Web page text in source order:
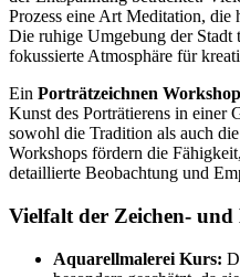
Prozess eine Art Meditation, die
Die ruhige Umgebung der Stadt
fokussierte Atmosphäre für
Ein Porträtzeichnen Workshop
Kunst des Porträtierens in einer
sowohl die Tradition als auch
Workshops fördern die
detaillierte Beobachtung und
Vielfalt der Zeichen-
Aquarellmalerei Kurs: